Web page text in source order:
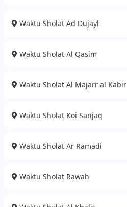
Waktu Sholat Ad Dujayl
Waktu Sholat Al Qasim
Waktu Sholat Al Majarr al Kabir
Waktu Sholat Koi Sanjaq
Waktu Sholat Ar Ramadi
Waktu Sholat Rawah